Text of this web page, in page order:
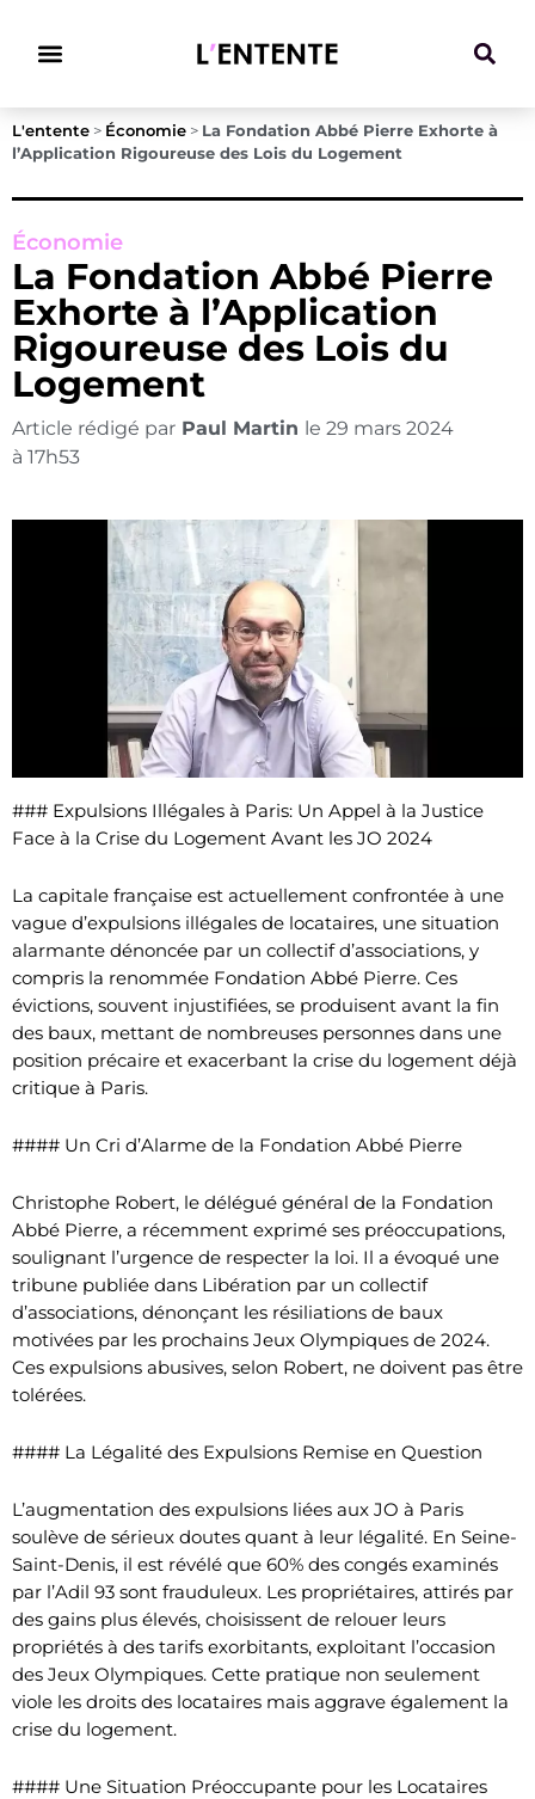
L'entente > Économie > La Fondation Abbé Pierre Exhorte à
l’Application Rigoureuse des Lois du Logement
Économie
La Fondation Abbé Pierre
Exhorte à l’Application
Rigoureuse des Lois du
Logement
Article rédigé par Paul Martin le 29 mars 2024
à 17h53
### Expulsions Illégales à Paris: Un Appel à la Justice
Face à la Crise du Logement Avant les JO 2024
La capitale française est actuellement confrontée à une
vague d’expulsions illégales de locataires, une situation
alarmante dénoncée par un collectif d’associations, y
compris la renommée Fondation Abbé Pierre. Ces
évictions, souvent injustifiées, se produisent avant la fin
des baux, mettant de nombreuses personnes dans une
position précaire et exacerbant la crise du logement déjà
critique à Paris.
#### Un Cri d’Alarme de la Fondation Abbé Pierre
Christophe Robert, le délégué général de la Fondation
Abbé Pierre, a récemment exprimé ses préoccupations,
soulignant l’urgence de respecter la loi. Il a évoqué une
tribune publiée dans Libération par un collectif
d’associations, dénonçant les résiliations de baux
motivées par les prochains Jeux Olympiques de 2024.
Ces expulsions abusives, selon Robert, ne doivent pas être
tolérées.
#### La Légalité des Expulsions Remise en Question
L’augmentation des expulsions liées aux JO à Paris
soulève de sérieux doutes quant à leur légalité. En Seine-
Saint-Denis, il est révélé que 60% des congés examinés
par l’Adil 93 sont frauduleux. Les propriétaires, attirés par
des gains plus élevés, choisissent de relouer leurs
propriétés à des tarifs exorbitants, exploitant l’occasion
des Jeux Olympiques. Cette pratique non seulement
viole les droits des locataires mais aggrave également la
crise du logement.
#### Une Situation Préoccupante pour les Locataires